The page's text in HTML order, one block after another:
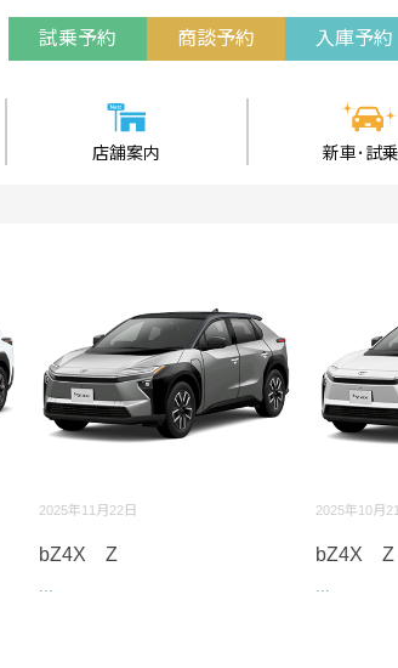
試乗予約 商談予約 入庫予約
店舗案内 新車･試
2025年11月22日
bZ4X Z
...
2025年10月
bZ4X Z
...